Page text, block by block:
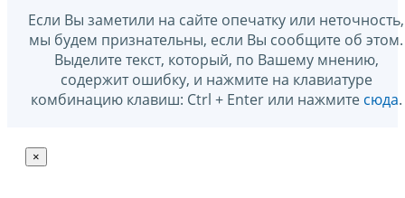
Если Вы заметили на сайте опечатку или неточность,
мы будем признательны, если Вы сообщите об этом.
Выделите текст, который, по Вашему мнению,
содержит ошибку, и нажмите на клавиатуре
комбинацию клавиш: Ctrl + Enter или нажмите сюда.
×